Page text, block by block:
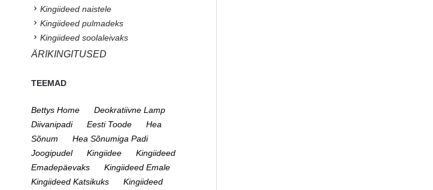
Kingiideed naistele
Kingiideed pulmadeks
Kingiideed soolaleivaks
ÄRIKINGITUSED
TEEMAD
Bettys Home
Deokratiivne Lamp
Diivanipadi
Eesti Toode
Hea
Sõnum
Hea Sõnumiga Padi
Joogipudel
Kingiidee
Kingiideed
Emadepäevaks
Kingiideed Emale
Kingiideed Katsikuks
Kingiideed